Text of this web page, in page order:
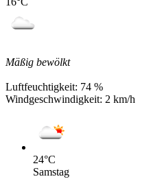
Mäßig bewölkt
Luftfeuchtigkeit: 74 %
Windgeschwindigkeit: 2 km/h
24°C
Samstag